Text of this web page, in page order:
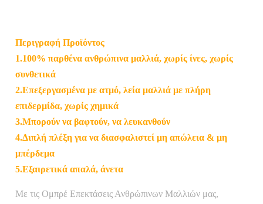
Περιγραφή Προϊόντος
1.100% παρθένα ανθρώπινα μαλλιά, χωρίς ίνες, χωρίς
συνθετικά
2.Επεξεργασμένα με ατμό, λεία μαλλιά με πλήρη
επιδερμίδα, χωρίς χημικά
3.Μπορούν να βαφτούν, να λευκανθούν
4.Διπλή πλέξη για να διασφαλιστεί μη απώλεια & μη
μπέρδεμα
5.Εξαιρετικά απαλά, άνετα
Με τις Ομπρέ Επεκτάσεις Ανθρώπινων Μαλλιών μας,